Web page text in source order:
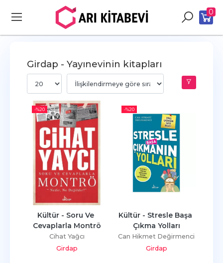
0
Girdap - Yayınevinin kitapları
-%20
Kültür - Soru Ve
Cevaplarla Montrö
Cihat Yağcı
Girdap
-%20
Kültür - Stresle Başa
Çıkma Yolları
Can Hikmet Değirmenci
Girdap